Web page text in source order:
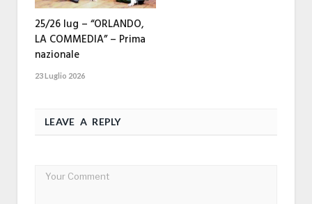
25/26 lug – “ORLANDO,
LA COMMEDIA” – Prima
nazionale
23 Luglio 2026
LEAVE A REPLY